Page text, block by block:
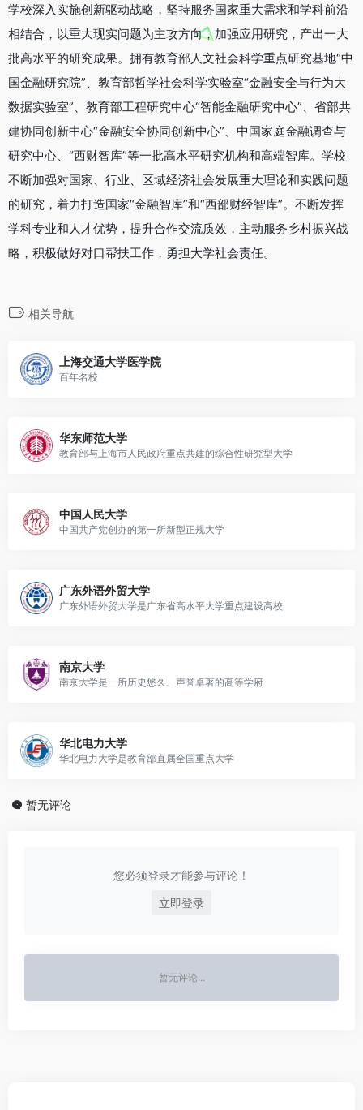
学校深入实施创新驱动战略，坚持服务国家重大需求和学科前沿
相结合，以重大现实问题为主攻方向，加强应用研究，产出一大
批高水平的研究成果。拥有教育部人文社会科学重点研究基地“中
国金融研究院”、教育部哲学社会科学实验室“金融安全与行为大
数据实验室”、教育部工程研究中心“智能金融研究中心”、省部共
建协同创新中心“金融安全协同创新中心”、中国家庭金融调查与
研究中心、“西财智库”等一批高水平研究机构和高端智库。学校
不断加强对国家、行业、区域经济社会发展重大理论和实践问题
的研究，着力打造国家“金融智库”和“西部财经智库”。不断发挥
学科专业和人才优势，提升合作交流质效，主动服务乡村振兴战
略，积极做好对口帮扶工作，勇担大学社会责任。
相关导航
上海交通大学医学院
百年名校
华东师范大学
教育部与上海市人民政府重点共建的综合性研究型大学
中国人民大学
中国共产党创办的第一所新型正规大学
广东外语外贸大学
广东外语外贸大学是广东省高水平大学重点建设高校
南京大学
南京大学是一所历史悠久、声誉卓著的高等学府
华北电力大学
华北电力大学是教育部直属全国重点大学
暂无评论
您必须登录才能参与评论！
立即登录
暂无评论...